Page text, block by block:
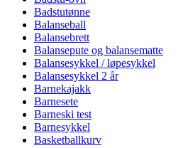
Badstutønne
Balanseball
Balansebrett
Balansepute og balansematte
Balansesykkel / løpesykkel
Balansesykkel 2 år
Barnekajakk
Barnesete
Barneski test
Barnesykkel
Basketballkurv